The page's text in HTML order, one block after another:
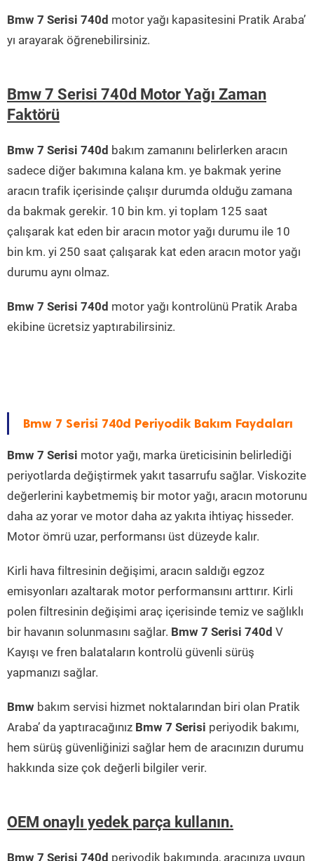
Bmw 7 Serisi 740d motor yağı kapasitesini Pratik Araba’
yı arayarak öğrenebilirsiniz.
Bmw 7 Serisi 740d Motor Yağı Zaman
Faktörü
Bmw 7 Serisi 740d bakım zamanını belirlerken aracın
sadece diğer bakımına kalana km. ye bakmak yerine
aracın trafik içerisinde çalışır durumda olduğu zamana
da bakmak gerekir. 10 bin km. yi toplam 125 saat
çalışarak kat eden bir aracın motor yağı durumu ile 10
bin km. yi 250 saat çalışarak kat eden aracın motor yağı
durumu aynı olmaz.
Bmw 7 Serisi 740d motor yağı kontrolünü Pratik Araba
ekibine ücretsiz yaptırabilirsiniz.
Bmw 7 Serisi 740d Periyodik Bakım Faydaları
Bmw 7 Serisi motor yağı, marka üreticisinin belirlediği
periyotlarda değiştirmek yakıt tasarrufu sağlar. Viskozite
değerlerini kaybetmemiş bir motor yağı, aracın motorunu
daha az yorar ve motor daha az yakıta ihtiyaç hisseder.
Motor ömrü uzar, performansı üst düzeyde kalır.
Kirli hava filtresinin değişimi, aracın saldığı egzoz
emisyonları azaltarak motor performansını arttırır. Kirli
polen filtresinin değişimi araç içerisinde temiz ve sağlıklı
bir havanın solunmasını sağlar. Bmw 7 Serisi 740d V
Kayışı ve fren balataların kontrolü güvenli sürüş
yapmanızı sağlar.
Bmw bakım servisi hizmet noktalarından biri olan Pratik
Araba’ da yaptıracağınız Bmw 7 Serisi periyodik bakımı,
hem sürüş güvenliğinizi sağlar hem de aracınızın durumu
hakkında size çok değerli bilgiler verir.
OEM onaylı yedek parça kullanın.
Bmw 7 Serisi 740d periyodik bakımında, aracınıza uygun